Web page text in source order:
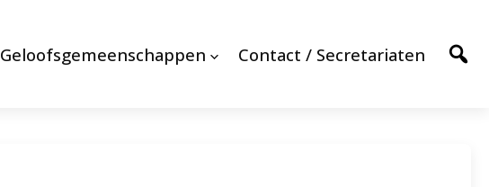
Geloofsgemeenschappen Contact / Secretariaten